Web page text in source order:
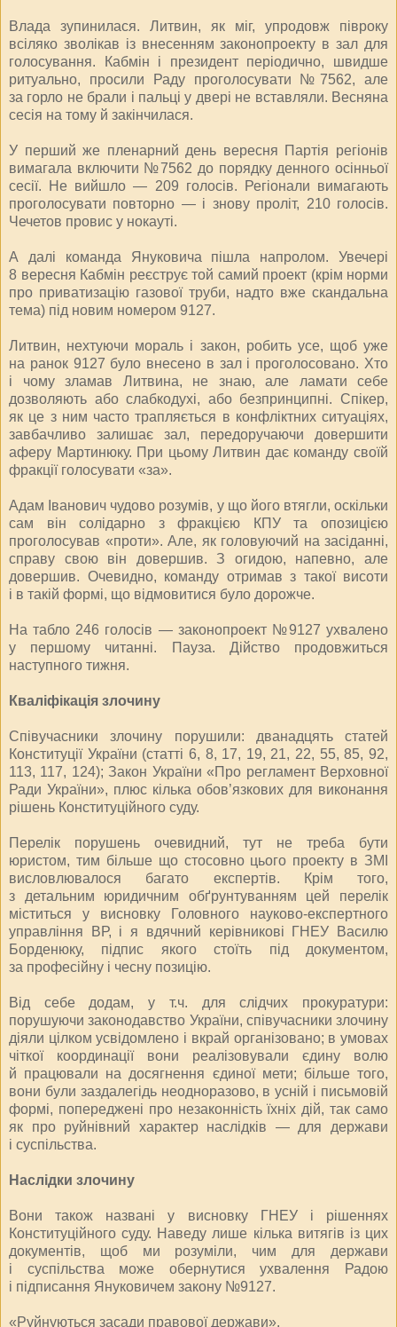
Влада зупинилася. Литвин, як міг, упродовж півроку
всіляко зволікав із внесенням законопроекту в зал для
голосування. Кабмін і президент періодично, швидше
ритуально, просили Раду проголосувати №7562, але
за горло не брали і пальці у двері не вставляли. Весняна
сесія на тому й закінчилася.
У перший же пленарний день вересня Партія регіонів
вимагала включити №7562 до порядку денного осінньої
сесії. Не вийшло — 209 голосів. Регіонали вимагають
проголосувати повторно — і знову проліт, 210 голосів.
Чечетов провис у нокауті.
А далі команда Януковича пішла напролом. Увечері
8 вересня Кабмін реєструє той самий проект (крім норми
про приватизацію газової труби, надто вже скандальна
тема) під новим номером 9127.
Литвин, нехтуючи мораль і закон, робить усе, щоб уже
на ранок 9127 було внесено в зал і проголосовано. Хто
і чому зламав Литвина, не знаю, але ламати себе
дозволяють або слабкодухі, або безпринципні. Спікер,
як це з ним часто трапляється в конфліктних ситуаціях,
завбачливо залишає зал, передоручаючи довершити
аферу Мартинюку. При цьому Литвин дає команду своїй
фракції голосувати «за».
Адам Іванович чудово розумів, у що його втягли, оскільки
сам він солідарно з фракцією КПУ та опозицією
проголосував «проти». Але, як головуючий на засіданні,
справу свою він довершив. З огидою, напевно, але
довершив. Очевидно, команду отримав з такої висоти
і в такій формі, що відмовитися було дорожче.
На табло 246 голосів — законопроект №9127 ухвалено
у першому читанні. Пауза. Дійство продовжиться
наступного тижня.
Кваліфікація злочину
Співучасники злочину порушили: дванадцять статей
Консти­ту­ції України (статті 6, 8, 17, 19, 21, 22, 55, 85, 92,
113, 117, 124); За­кон України «Про регламент Верховної
Ради України», плюс кілька обов’язкових для виконання
рішень Конституційного суду.
Перелік порушень очевидний, тут не треба бути
юристом, тим більше що стосовно цього проекту в ЗМІ
висловлювалося багато експертів. Крім того,
з детальним юридичним обґрунтуванням цей перелік
міститься у висновку Головного науково-експертного
управління ВР, і я вдячний керівникові ГНЕУ Василю
Борденюку, підпис якого стоїть під документом,
за професійну і чесну позицію.
Від себе додам, у т.ч. для слідчих прокуратури:
порушуючи законодавство України, співучасники злочину
діяли цілком усвідомлено і вкрай організовано; в умовах
чіткої координації вони реалізовували єдину волю
й працювали на досягнення єдиної мети; більше того,
вони були заздалегідь неодноразово, в усній і письмовій
формі, попереджені про незаконність їхніх дій, так само
як про руйнівний характер наслідків — для держави
і суспільства.
Наслідки злочину
Вони також названі у виснов­ку ГНЕУ і рішеннях
Конституцій­ного суду. Наведу лише кілька витягів із цих
документів, щоб ми розуміли, чим для держави
і суспільства може обернутися ухвалення Радою
і підписання Януко­вичем закону №9127.
«Руйнуються засади правової держави».